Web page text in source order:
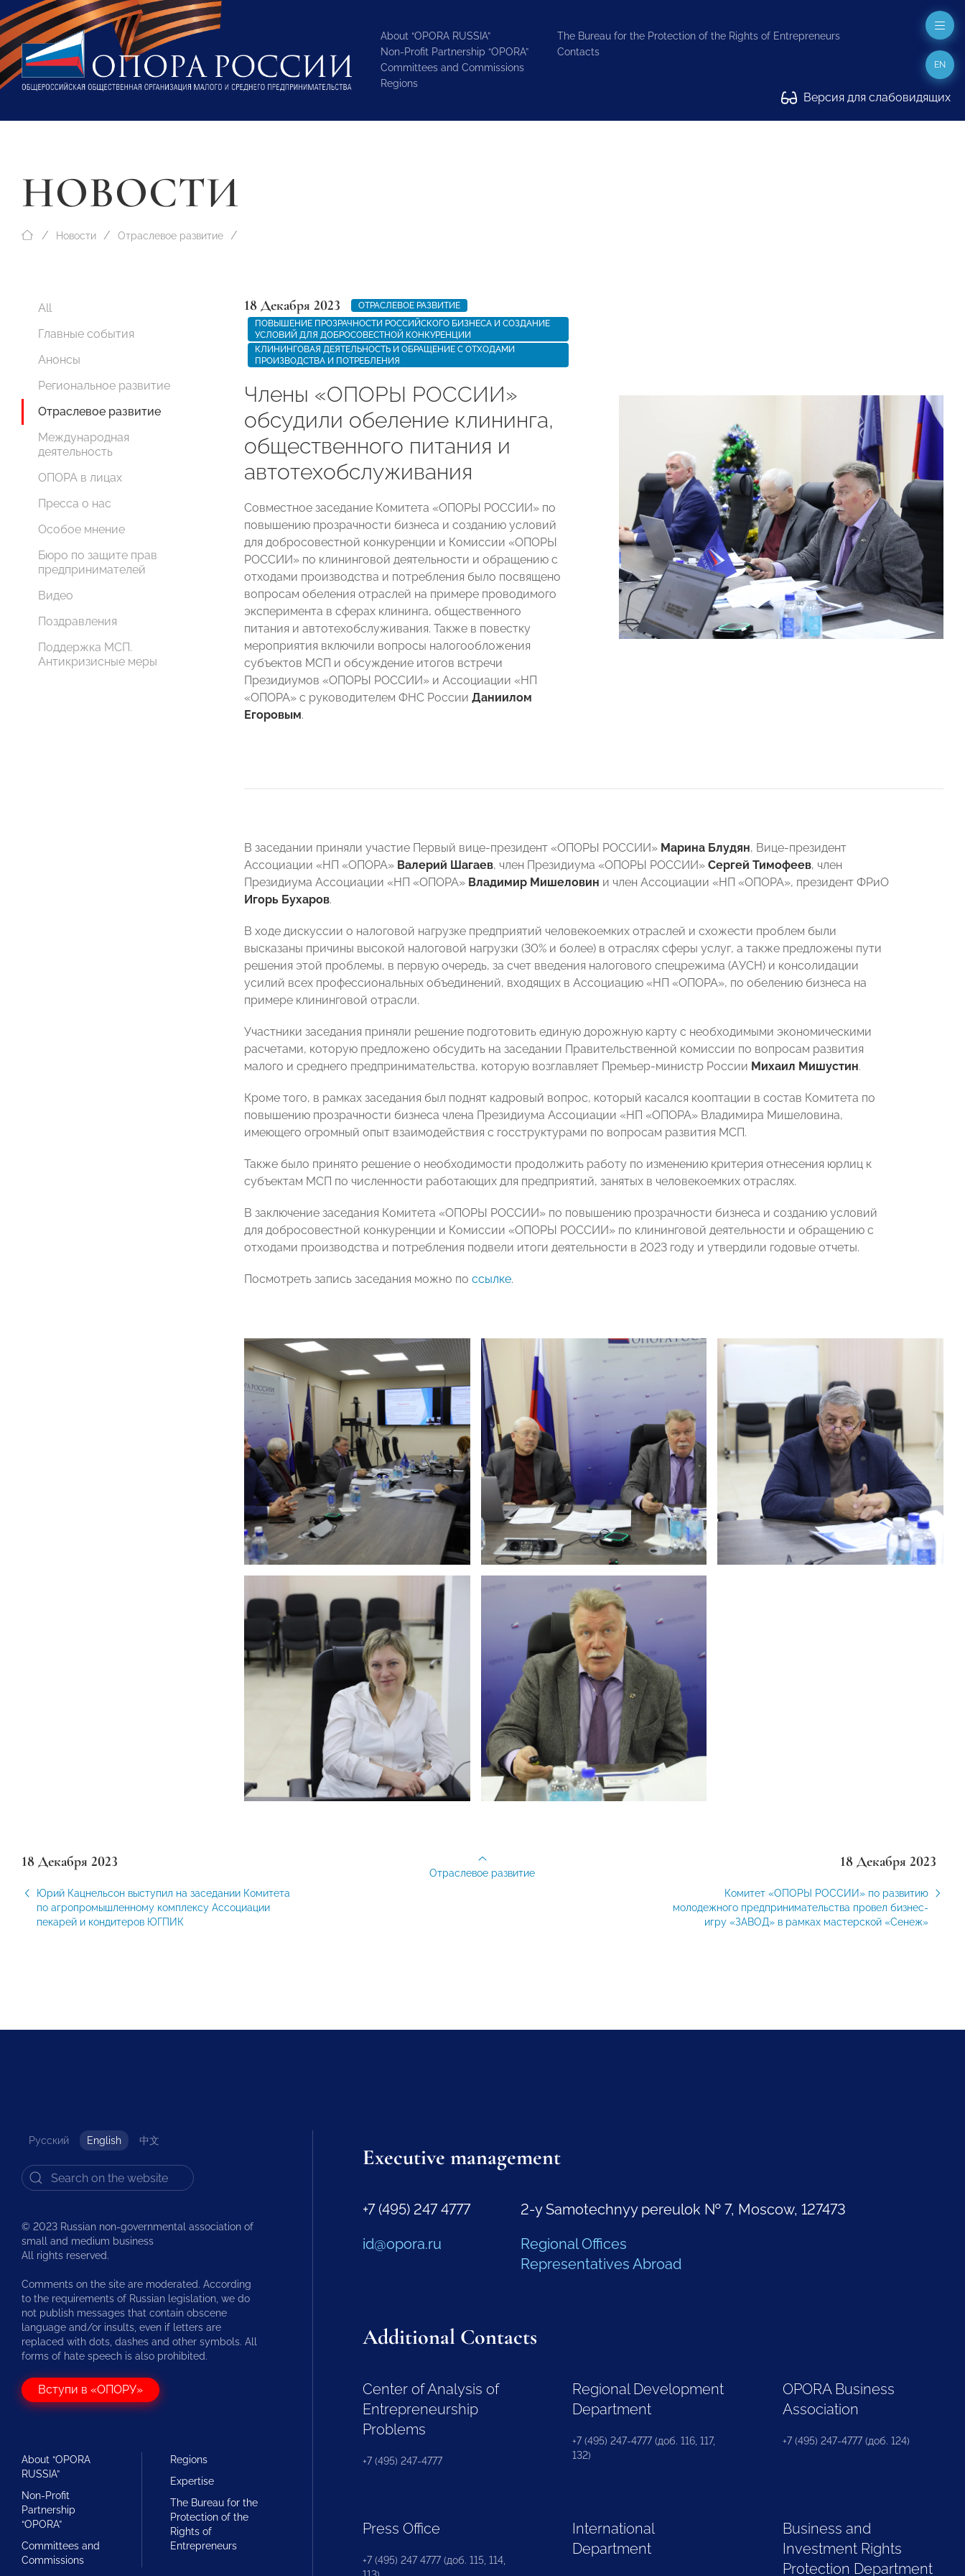
About “OPORA RUSSIA”
Non-Profit Partnership “OPORA”
Committees and Commissions
Regions
The Bureau for the Protection of the Rights of Entrepreneurs
Contacts
Версия для слабовидящих
EN
НОВОСТИ
Новости Отраслевое развитие
All
Главные события
Анонсы
Региональное развитие
Отраслевое развитие
Международная
деятельность
ОПОРА в лицах
Пресса о нас
Особое мнение
Бюро по защите прав
предпринимателей
Видео
Поздравления
Поддержка МСП.
Антикризисные меры
18 Декабря 2023
ОТРАСЛЕВОЕ РАЗВИТИЕ
ПОВЫШЕНИЕ ПРОЗРАЧНОСТИ РОССИЙСКОГО БИЗНЕСА И СОЗДАНИЕ
УСЛОВИЙ ДЛЯ ДОБРОСОВЕСТНОЙ КОНКУРЕНЦИИ
КЛИНИНГОВАЯ ДЕЯТЕЛЬНОСТЬ И ОБРАЩЕНИЕ С ОТХОДАМИ
ПРОИЗВОДСТВА И ПОТРЕБЛЕНИЯ
Члены «ОПОРЫ РОССИИ»
обсудили обеление клининга,
общественного питания и
автотехобслуживания
Совместное заседание Комитета «ОПОРЫ РОССИИ» по
повышению прозрачности бизнеса и созданию условий
для добросовестной конкуренции и Комиссии «ОПОРЫ
РОССИИ» по клининговой деятельности и обращению с
отходами производства и потребления было посвящено
вопросам обеления отраслей на примере проводимого
эксперимента в сферах клининга, общественного
питания и автотехобслуживания. Также в повестку
мероприятия включили вопросы налогообложения
субъектов МСП и обсуждение итогов встречи
Президиумов «ОПОРЫ РОССИИ» и Ассоциации «НП
«ОПОРА» с руководителем ФНС России Даниилом
Егоровым.
В заседании приняли участие Первый вице-президент «ОПОРЫ РОССИИ» Марина Блудян, Вице-президент
Ассоциации «НП «ОПОРА» Валерий Шагаев, член Президиума «ОПОРЫ РОССИИ» Сергей Тимофеев, член
Президиума Ассоциации «НП «ОПОРА» Владимир Мишеловин и член Ассоциации «НП «ОПОРА», президент ФРиО
Игорь Бухаров.
В ходе дискуссии о налоговой нагрузке предприятий человекоемких отраслей и схожести проблем были
высказаны причины высокой налоговой нагрузки (30% и более) в отраслях сферы услуг, а также предложены пути
решения этой проблемы, в первую очередь, за счет введения налогового спецрежима (АУСН) и консолидации
усилий всех профессиональных объединений, входящих в Ассоциацию «НП «ОПОРА», по обелению бизнеса на
примере клининговой отрасли.
Участники заседания приняли решение подготовить единую дорожную карту с необходимыми экономическими
расчетами, которую предложено обсудить на заседании Правительственной комиссии по вопросам развития
малого и среднего предпринимательства, которую возглавляет Премьер-министр России Михаил Мишустин.
Кроме того, в рамках заседания был поднят кадровый вопрос, который касался кооптации в состав Комитета по
повышению прозрачности бизнеса члена Президиума Ассоциации «НП «ОПОРА» Владимира Мишеловина,
имеющего огромный опыт взаимодействия с госструктурами по вопросам развития МСП.
Также было принято решение о необходимости продолжить работу по изменению критерия отнесения юрлиц к
субъектам МСП по численности работающих для предприятий, занятых в человекоемких отраслях.
В заключение заседания Комитета «ОПОРЫ РОССИИ» по повышению прозрачности бизнеса и созданию условий
для добросовестной конкуренции и Комиссии «ОПОРЫ РОССИИ» по клининговой деятельности и обращению с
отходами производства и потребления подвели итоги деятельности в 2023 году и утвердили годовые отчеты.
Посмотреть запись заседания можно по ссылке.
18 Декабря 2023
Юрий Кацнельсон выступил на заседании Комитета
по агропромышленному комплексу Ассоциации
пекарей и кондитеров ЮГПИК
18 Декабря 2023
Комитет «ОПОРЫ РОССИИ» по развитию
молодежного предпринимательства провел бизнес-
игру «ЗАВОД» в рамках мастерской «Сенеж»
Отраслевое развитие
Русский English 中文
© 2023 Russian non-governmental association of
small and medium business
All rights reserved.
Comments on the site are moderated. According
to the requirements of Russian legislation, we do
not publish messages that contain obscene
language and/or insults, even if letters are
replaced with dots, dashes and other symbols. All
forms of hate speech is also prohibited.
Вступи в «ОПОРУ»
About “OPORA
RUSSIA”
Non-Profit
Partnership
“OPORA”
Committees and
Commissions
Regions
Expertise
The Bureau for the
Protection of the
Rights of
Entrepreneurs
Executive management
+7 (495) 247 4777
id@opora.ru
2-y Samotechnyy pereulok № 7, Moscow, 127473
Regional Offices
Representatives Abroad
Additional Contacts
Center of Analysis of
Entrepreneurship
Problems
+7 (495) 247-4777
Regional Development
Department
+7 (495) 247-4777 (доб. 116, 117,
132)
OPORA Business
Association
+7 (495) 247-4777 (доб. 124)
Press Office
+7 (495) 247 4777 (доб. 115, 114,
International
Department
Business and
Investment Rights
Protection Department